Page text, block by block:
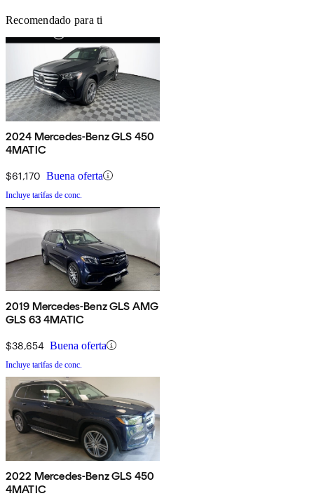
Recomendado para ti
2024 Mercedes-Benz GLS 450
4MATIC
$61,170 Buena oferta
Incluye tarifas de conc.
2019 Mercedes-Benz GLS AMG
GLS 63 4MATIC
$38,654 Buena oferta
Incluye tarifas de conc.
2022 Mercedes-Benz GLS 450
4MATIC